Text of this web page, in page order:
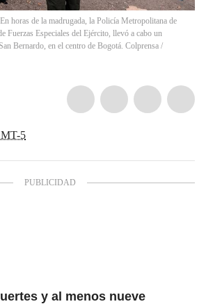
horas de la madrugada, la Policía Metropolitana de
Fuerzas Especiales del Ejército, llevó a cabo un
Bernardo, en el centro de Bogotá. Colprensa /
5
y al menos nueve